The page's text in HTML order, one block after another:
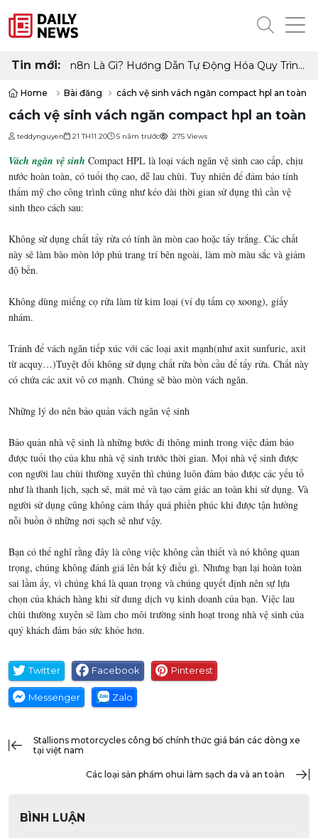
Tin mới:
n8n Là Gì? Hướng Dẫn Tự Động Hóa Quy Trình
Home Bài đăng cách vệ sinh vách ngăn compact hpl an toàn
cách vệ sinh vách ngăn compact hpl an toàn
teddynguyen 21 TH11 20 5 năm trước 275 Views
Vách ngăn vệ sinh Compact HPL là loại vách ngăn vệ sinh cao cấp, chịu
nước hoàn toàn, có tuổi thọ cao, dễ lau chùi. Tuy nhiên để đảm bảo tính
thẩm mỹ cho công trình cũng như kéo dài thời gian sử dụng thì cần vệ
sinh theo cách sau:
Không sử dụng chất tẩy rửa có tính ăn mòn cao hoặc tẩy trắng. Các chất
này sẽ làm bào mòn lớp phủ trang trí bên ngoài, làm mờ màu sắc và giảm
độ bền.
Không dùng miếng cọ rửa làm từ kim loại (ví dụ tấm cọ xoong), giấy
nhám.
Tránh để vách ngăn tiếp xúc với các loại axit mạnh(như axit sunfuric, axit
từ acquy…)Tuyệt đối không sử dụng chất rửa bồn cầu để tẩy rửa. Chất này
có chứa các axit vô cơ mạnh. Chúng sẽ bào mòn vách ngăn.
Những lý do nên bảo quản vách ngăn vệ sinh
Bảo quản nhà vệ sinh là những bước đi thông minh trong việc đảm bảo
được tuổi thọ của khu nhà vệ sinh trước thời gian. Mọi nhà vệ sinh được
con người lau chùi thường xuyên thì chúng luôn đảm bảo được các yếu tố
như là thanh lịch, sạch sẽ, mát mẻ và tạo cảm giác an toàn khi sử dụng. Và
người sử dụng cũng không cảm thấy quá phiền phúc khi được tận hưởng
nỗi buồn ở những nơi sạch sẽ như vậy.
Bạn có thể nghĩ rằng đây là công việc không cần thiết và nó không quan
trọng, chúng không đánh giá lên bất kỳ điều gì. Nhưng bạn lại hoàn toàn
sai lầm ấy, vì chúng khá là quan trọng và chúng quyết định nên sự lựa
chọn của khách hàng khi sử dung dịch vụ kinh doanh của bạn. Việc lau
chùi thường xuyên sẽ làm cho môi trường sinh hoạt trong nhà vệ sinh của
quý khách đảm bảo sức khỏe hơn.
Twitter Facebook Pinterest
Messenger Zalo
stallions motorcycles công bố chính thức giá bán các dòng xe
tại việt nam
các loại sản phẩm ohui làm sạch da và an toàn
BÌNH LUẬN